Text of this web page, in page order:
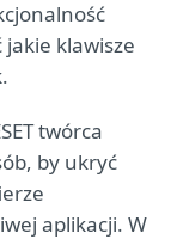
klawisze
twórca
by ukryć
aplikacji. W